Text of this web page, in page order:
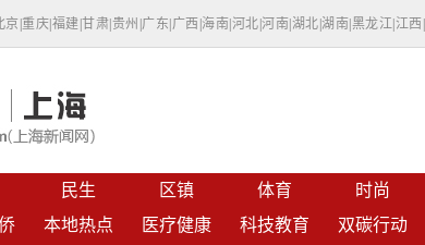
京 |重庆 福建 |甘肃 贵州 广东 广西 海南 河北 |河南 湖北 |湖南 黑龙江 江西
民生 区镇 体育 时尚
本地热点 医疗健康 科技教育 双碳行动